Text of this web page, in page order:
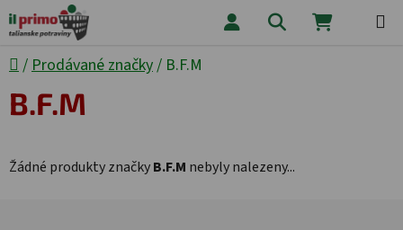
Přejít na obsah Hledat
Domů
/ Prodávané značky/ B.F.M
B.F.M
Žádné produkty značkyB.F.M nebyly nalezeny...